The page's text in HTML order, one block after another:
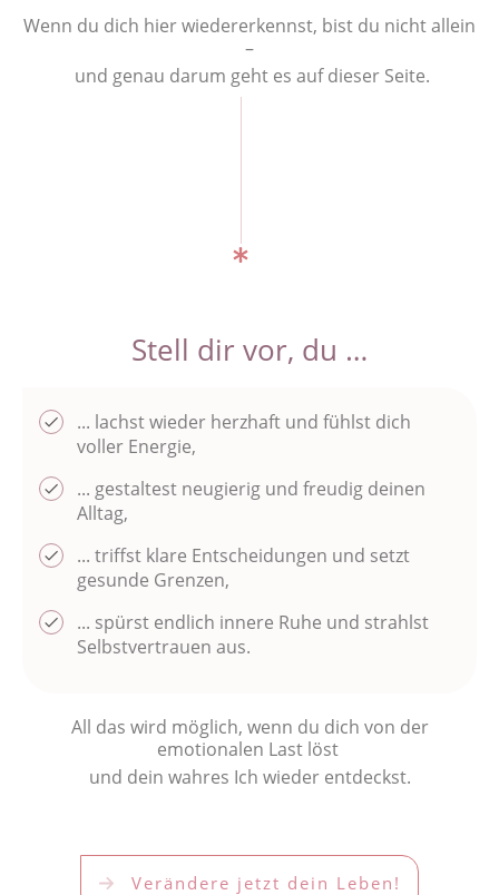
Wenn du dich hier wiedererkennst, bist du nicht allein
–
und genau darum geht es auf dieser Seite.
Stell dir vor, du …
... lachst wieder herzhaft und fühlst dich
voller Energie,
... gestaltest neugierig und freudig deinen
Alltag,
... triffst klare Entscheidungen und setzt
gesunde Grenzen,
... spürst endlich innere Ruhe und strahlst
Selbstvertrauen aus.
All das wird möglich, wenn du dich von der
emotionalen Last löst
und dein wahres Ich wieder entdeckst.
Verändere jetzt dein Leben!